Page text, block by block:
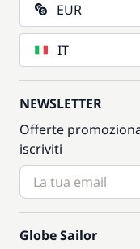
EUR
IT
NEWSLETTER
Offerte
iscriviti
Globe Sailor